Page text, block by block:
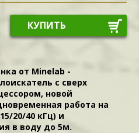
КУПИТЬ
от Minelab -
с сверх
новой
работа на
20/40 кГц) и
в воду до 5м.